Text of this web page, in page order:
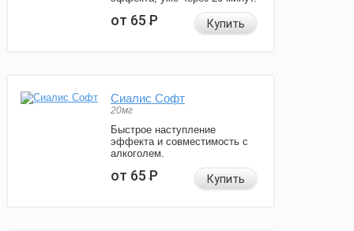
от 65Р Купить
Сиалис Софт
20мг
Быстрое наступление
эффекта и совместимость с
алкоголем.
от 65Р Купить